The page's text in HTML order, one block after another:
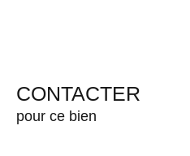
CONTACTER
pour ce bien